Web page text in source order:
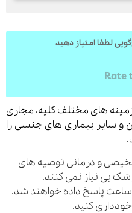
امتیاز دهید
های مختلف کلیه، مجاری
بیماری های جنسی را
و درمانی توصیه های
نیاز نمی کنند.